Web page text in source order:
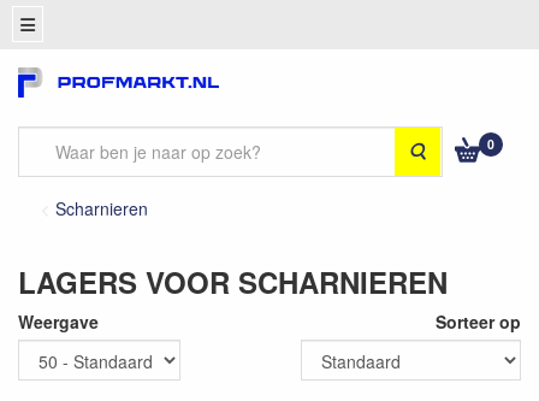
Zoeken 0
Scharnieren
LAGERS VOOR SCHARNIEREN
Weergave Sorteer op